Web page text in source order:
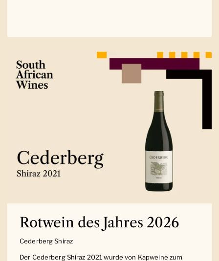
Rotwein des Jahres 2026
Cederberg Shiraz
Der Cederberg Shiraz 2021 wurde von Kapweine zum